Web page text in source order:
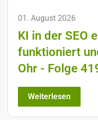
01. August 2026
KI in der SEO
funktioniert
Ohr - Folge
Weiterlesen